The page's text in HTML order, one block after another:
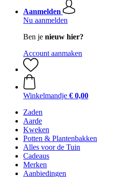
Aanmelden
Nu aanmelden
Ben je nieuw hier?
Account aanmaken
Winkelmandje € 0,00
Zaden
Aarde
Kweken
Potten & Plantenbakken
Alles voor de Tuin
Cadeaus
Merken
Aanbiedingen